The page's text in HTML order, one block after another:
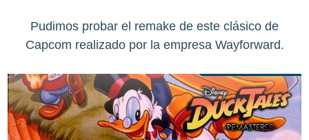
Pudimos probar el remake de este clásico de
Capcom realizado por la empresa Wayforward.